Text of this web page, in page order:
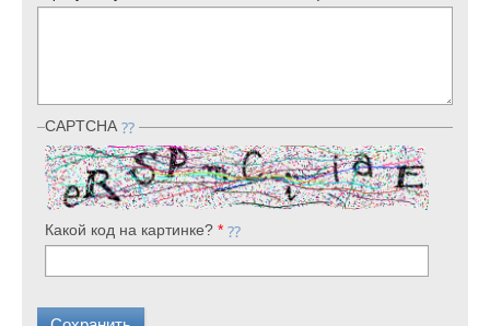
CAPTCHA
Какой код на картинке?*